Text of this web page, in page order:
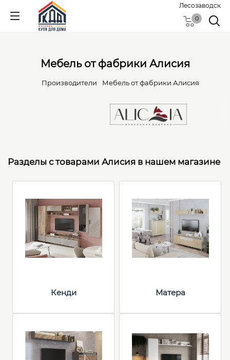
Лесозаводск
0
Мебель от фабрики Алисия
Производители Мебель от фабрики Алисия
Разделы с товарами Алисия в нашем магазине
Кенди Матера